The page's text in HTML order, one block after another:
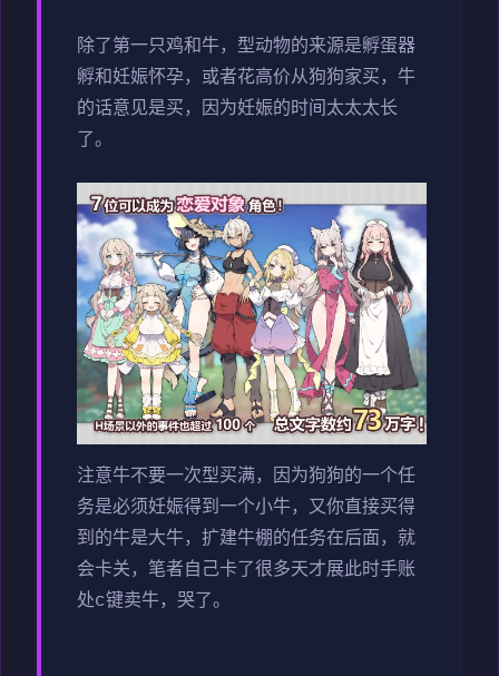
除了第一只鸡和牛，型动物的来源是孵蛋器
孵和妊娠怀孕，或者花高价从狗狗家买，牛
的话意见是买，因为妊娠的时间太太太长
了。
注意牛不要一次型买满，因为狗狗的一个任
务是必须妊娠得到一个小牛，又你直接买得
到的牛是大牛，扩建牛棚的任务在后面，就
会卡关，笔者自己卡了很多天才展此时手账
处c键卖牛，哭了。